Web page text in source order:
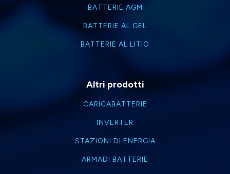
BATTERIE AGM
BATTERIE AL GEL
BATTERIE AL LITIO
Altri prodotti
CARICABATTERIE
INVERTER
STAZIONI DI ENERGIA
ARMADI BATTERIE